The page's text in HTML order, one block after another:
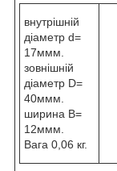
внутрішній
діаметр d=
17ммм.
зовнішній
діаметр D=
40ммм.
ширина B=
12ммм.
Вага 0,06 кг.